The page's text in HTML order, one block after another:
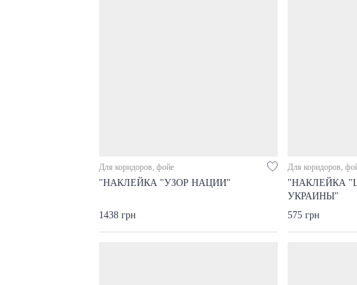
Для коридоров, фойе
"НАКЛЕЙКА "УЗОР НАЦИИ"
1438 грн
Для коридоров,
"НАКЛЕЙКА
УКРАИНЫ"
575 грн